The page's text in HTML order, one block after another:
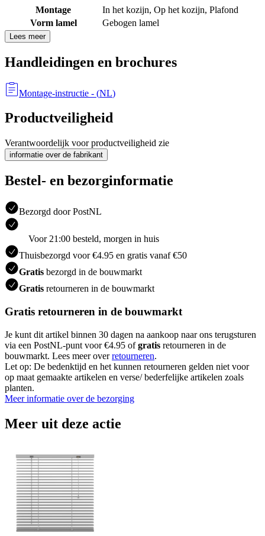
Montage
In het kozijn, Op het kozijn, Plafond
Vorm lamel
Gebogen lamel
Lees meer
Handleidingen en brochures
Montage-instructie - (NL)
Productveiligheid
Verantwoordelijk voor productveiligheid zie
informatie over de fabrikant
Bestel- en bezorginformatie
Bezorgd door PostNL
Voor 21:00 besteld, morgen in huis
Thuisbezorgd voor €4.95 en gratis vanaf €50
Gratis bezorgd in de bouwmarkt
Gratis retourneren in de bouwmarkt
Gratis retourneren in de bouwmarkt
Je kunt dit artikel binnen 30 dagen na aankoop naar ons terugsturen
via een PostNL-punt voor €4.95 ofgratis retourneren in de
bouwmarkt. Lees meer overretourneren.
Let op: De bedenktijd en het kunnen retourneren gelden niet voor
op maat gemaakte artikelen en verse/ bederfelijke artikelen zoals
planten.
Meer informatie over de bezorging
Meer uit deze actie